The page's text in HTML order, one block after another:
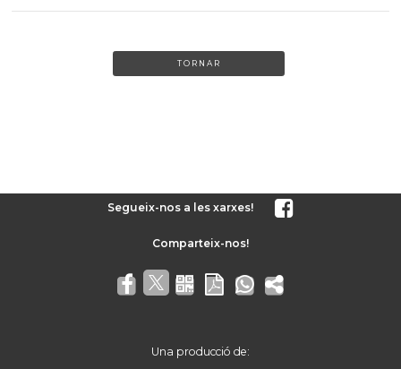
TORNAR
Segueix-nos a les xarxes!
Una producció de: